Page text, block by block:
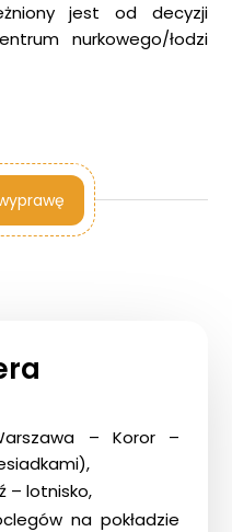
jest od decyzji
nurkowego/łodzi
– Koror –
– lotnisko,
na pokładzie